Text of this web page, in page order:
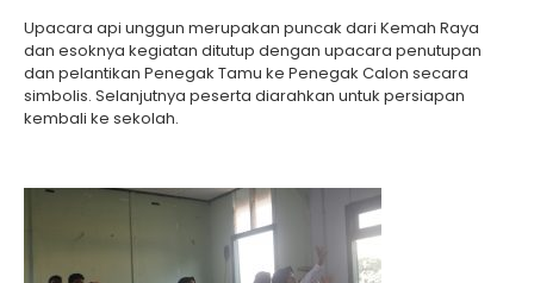
Upacara api unggun merupakan puncak dari Kemah Raya
dan esoknya kegiatan ditutup dengan upacara penutupan
dan pelantikan Penegak Tamu ke Penegak Calon secara
simbolis. Selanjutnya peserta diarahkan untuk persiapan
kembali ke sekolah.